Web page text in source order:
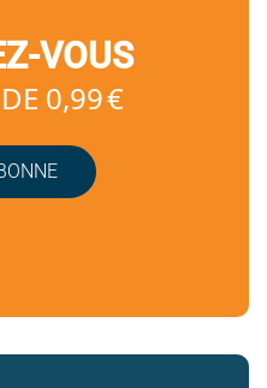
VOUS
0,99 €